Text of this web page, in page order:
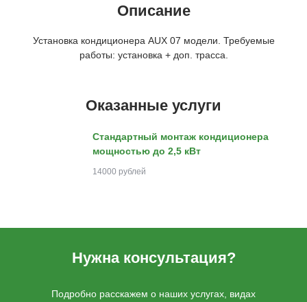
Описание
Установка кондиционера AUX 07 модели. Требуемые
работы: установка + доп. трасса.
Оказанные услуги
Стандартный монтаж кондиционера
мощностью до 2,5 кВт
14000 рублей
Нужна консультация?
Подробно расскажем о наших услугах, видах